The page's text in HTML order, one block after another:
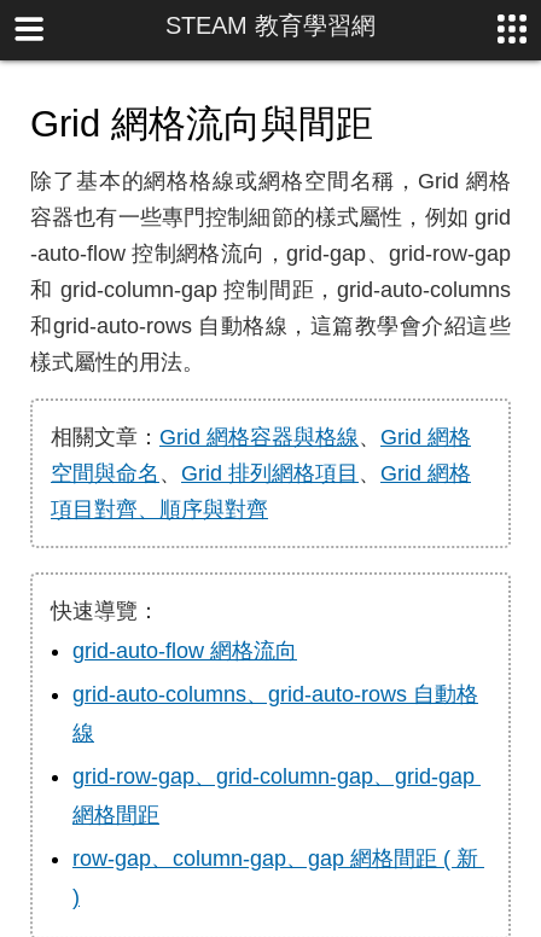
STEAM 教育學習網
Grid 網格流向與間距
除了基本的網格格線或網格空間名稱，Grid 網格
容器也有一些專門控制細節的樣式屬性，例如 grid
-auto-flow 控制網格流向，grid-gap、grid-row-gap
和 grid-column-gap 控制間距，grid-auto-columns
和grid-auto-rows 自動格線，這篇教學會介紹這些
樣式屬性的用法。
相關文章： Grid 網格容器與格線、 Grid 網格
空間與命名 、 Grid 排列網格項目 、 Grid 網格
項目對齊、順序與對齊
快速導覽：
grid-auto-flow 網格流向
grid-auto-columns、grid-auto-rows 自動格
線
grid-row-gap、grid-column-gap、grid-gap
網格間距
row-gap、column-gap、gap 網格間距 ( 新
)